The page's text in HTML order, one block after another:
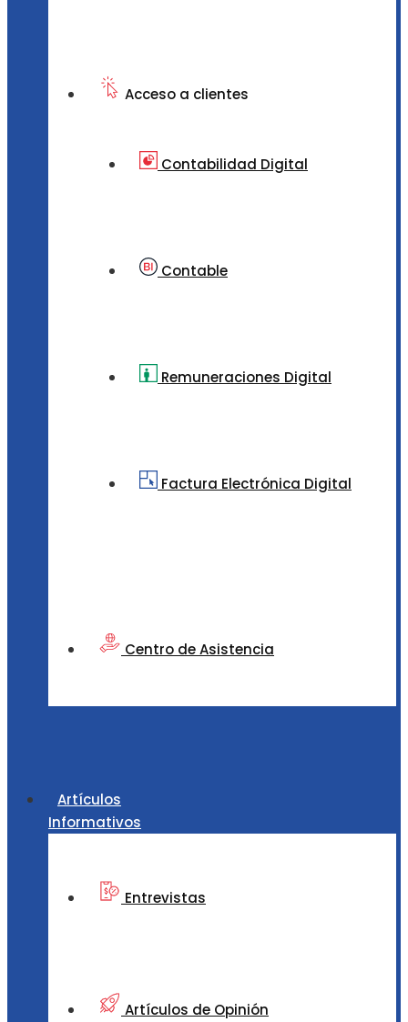
Acceso a clientes
Contabilidad Digital
Contable
Remuneraciones Digital
Factura Electrónica Digital
Centro de Asistencia
Artículos
Informativos
Entrevistas
Artículos de Opinión